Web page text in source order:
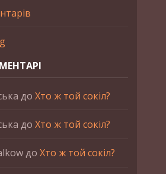
до Хто ж той сокіл?
до Хто ж той сокіл?
до Хто ж той сокіл?